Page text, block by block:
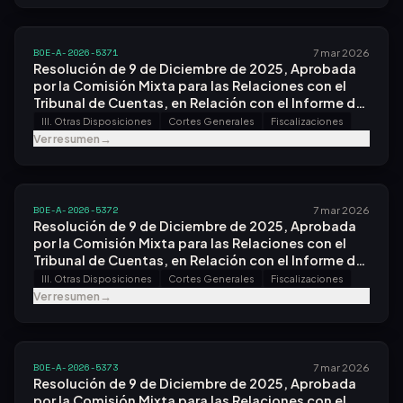
BOE-A-2026-5371 7 mar 2026
Resolución de 9 de Diciembre de 2025, Aprobada
por la Comisión Mixta para las Relaciones con el
Tribunal de Cuentas, en Relación con el Informe de
Fiscalización de las Subvenciones Gestionadas
por el Instituto de Salud Carlos Iii, Especialmente
III. Otras Disposiciones Cortes Generales Fiscalizaciones
Ver resumen→
BOE-A-2026-5372 7 mar 2026
Resolución de 9 de Diciembre de 2025, Aprobada
por la Comisión Mixta para las Relaciones con el
Tribunal de Cuentas, en Relación con el Informe de
Fiscalización de los Efectos de la Covid-19 sobre
los Ingresos de los Ayuntamientos de
III. Otras Disposiciones Cortes Generales Fiscalizaciones
Ver resumen→
BOE-A-2026-5373 7 mar 2026
Resolución de 9 de Diciembre de 2025, Aprobada